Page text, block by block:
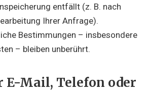
entfällt (z. B. nach
Ihrer Anfrage).
Bestimmungen – insbesondere
– bleiben unberührt.
E-Mail, Telefon oder